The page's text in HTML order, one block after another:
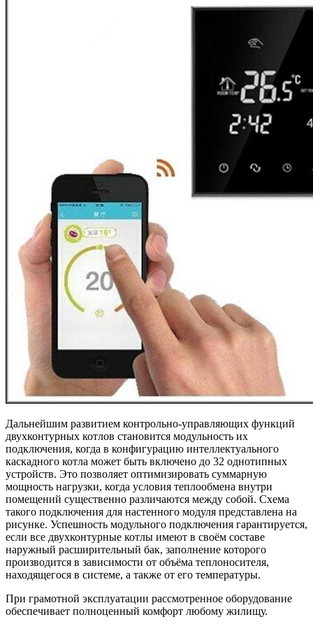
Дальнейшим развитием контрольно-управляющих функций
двухконтурных котлов становится модульность их
подключения, когда в конфигурацию интеллектуального
каскадного котла может быть включено до 32 однотипных
устройств. Это позволяет оптимизировать суммарную
мощность нагрузки, когда условия теплообмена внутри
помещений существенно различаются между собой. Схема
такого подключения для настенного модуля представлена на
рисунке. Успешность модульного подключения гарантируется,
если все двухконтурные котлы имеют в своём составе
наружный расширительный бак, заполнение которого
производится в зависимости от объёма теплоносителя,
находящегося в системе, а также от его температуры.
При грамотной эксплуатации рассмотренное оборудование
обеспечивает полноценный комфорт любому жилищу.